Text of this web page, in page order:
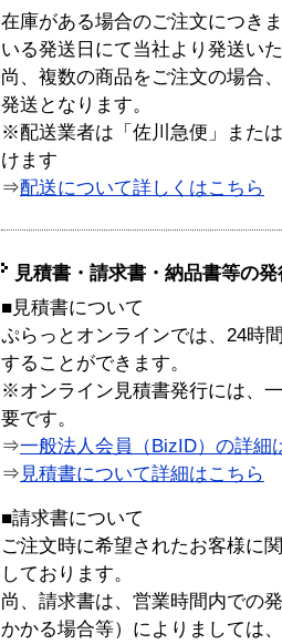
在庫がある場合のご注文につき
いる発送日にて当社より発送い
尚、複数の商品をご注文の場合
発送となります。
※配送業者は「佐川急便」また
けます
⇒配送について詳しくはこちら
見積書・請求書・納品書等の
■見積書について
ぷらっとオンラインでは、24時
することができます。
※オンライン見積書発行には、
要です。
⇒一般法人会員（BizID）の詳細
⇒ 見積書について詳細はこちら
■請求書について
ご注文時に希望されたお客様に
しております。
尚、請求書は、営業時間内での
かかる場合等）によりましては